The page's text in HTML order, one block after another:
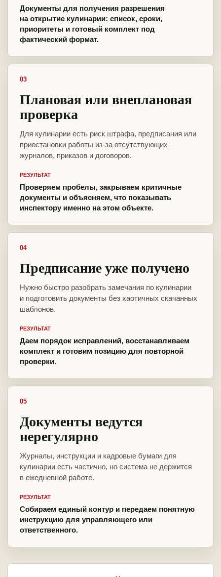
Документы для получения разрешения
на открытие кулинарии: список, сроки,
приоритеты и готовый комплект под
фактический формат.
03
Плановая или внеплановая
проверка
Для кулинарии есть риск штрафа, предписания или
приостановки работы из-за отсутствующих
журналов, приказов и договоров.
РЕЗУЛЬТАТ
Проверяем пробелы, закрываем критичные
документы и объясняем, что показывать
инспектору именно на этом объекте.
04
Предписание уже получено
Нужно быстро разобрать замечания по кулинарии
и подготовить документы без хаотичных скачанных
шаблонов.
РЕЗУЛЬТАТ
Даем порядок исправлений, восстанавливаем
комплект и готовим позицию для повторной
проверки.
05
Документы ведутся
нерегулярно
Журналы, инструкции и кадровые бумаги для
кулинарии есть частично, но система не держится
в ежедневной работе.
РЕЗУЛЬТАТ
Собираем единый контур и передаем понятную
инструкцию для управляющего или
ответственного.